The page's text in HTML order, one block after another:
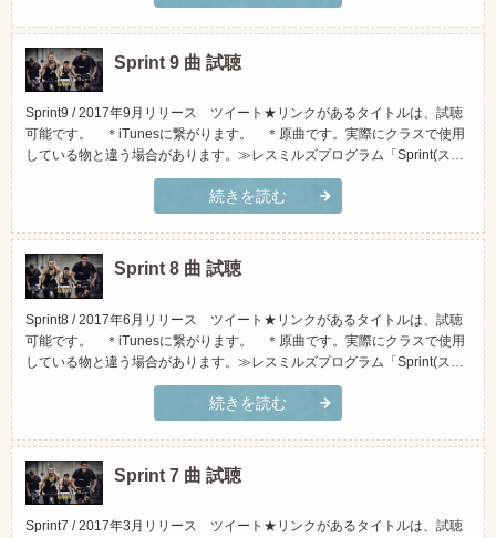
Sprint 9 曲 試聴
Sprint9 / 2017年9月リリース ツイート★リンクがあるタイトルは、試聴
可能です。 ＊iTunesに繋がります。 ＊原曲です。実際にクラスで使用
している物と違う場合があります。≫レスミルズプログラム「Sprint(スプ
リント)」とは？(スマホでご覧頂く場合、横向きになさって頂くと見やす
くなっております)トラックタイトルアーティストiTunesで試聴
続きを読む
Sprint 8 曲 試聴
Sprint8 / 2017年6月リリース ツイート★リンクがあるタイトルは、試聴
可能です。 ＊iTunesに繋がります。 ＊原曲です。実際にクラスで使用
している物と違う場合があります。≫レスミルズプログラム「Sprint(スプ
リント)」とは？(スマホでご覧頂く場合、横向きになさって頂くと見やす
くなっております)トラックタイトルアーティストiTunesで試聴1.Next To
続きを読む
Sprint 7 曲 試聴
Sprint7 / 2017年3月リリース ツイート★リンクがあるタイトルは、試聴